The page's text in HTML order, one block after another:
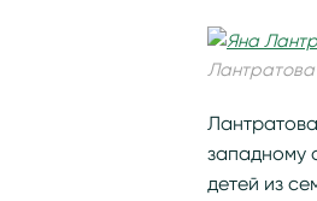
Лантратова
западному
детей из